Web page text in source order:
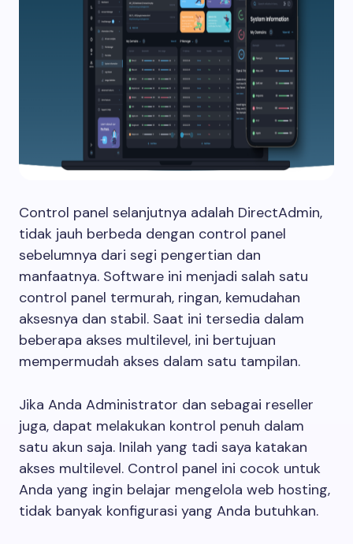
Control panel selanjutnya adalah DirectAdmin,
tidak jauh berbeda dengan control panel
sebelumnya dari segi pengertian dan
manfaatnya. Software ini menjadi salah satu
control panel termurah, ringan, kemudahan
aksesnya dan stabil. Saat ini tersedia dalam
beberapa akses multilevel, ini bertujuan
mempermudah akses dalam satu tampilan.
Jika Anda Administrator dan sebagai reseller
juga, dapat melakukan kontrol penuh dalam
satu akun saja. Inilah yang tadi saya katakan
akses multilevel. Control panel ini cocok untuk
Anda yang ingin belajar mengelola web hosting,
tidak banyak konfigurasi yang Anda butuhkan.